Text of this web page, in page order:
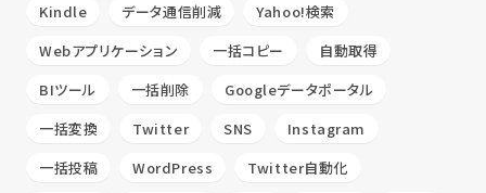
Kindle
データ通信削減
Yahoo!検索
Webアプリケーション
一括コピー
自動取得
BIツール
一括削除
Googleデータポータル
一括変換
Twitter SNS
Instagram
一括投稿
WordPress
Twitter自動化